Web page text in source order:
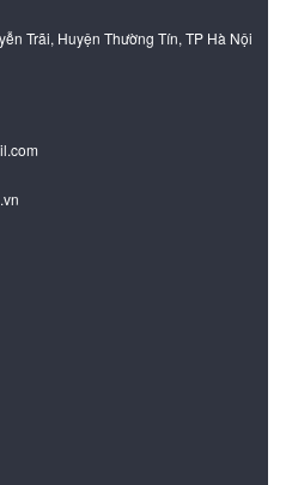
Trãi, Huyện Thường Tín, TP Hà Nội